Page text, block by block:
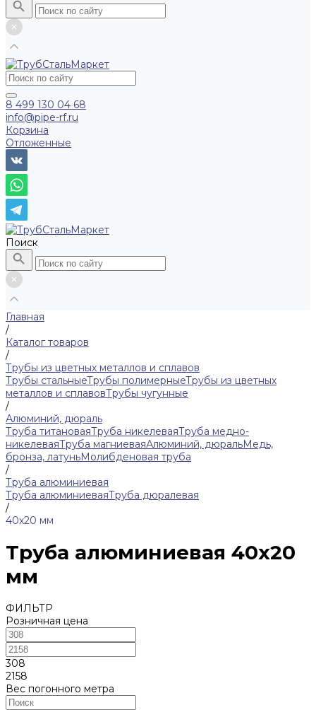
8 499 130 04 68
info@pipe-rf.ru
Корзина
Отложенные
Поиск
Главная
/
Каталог товаров
/
Трубы из цветных металлов и сплавов
Трубы стальныеТрубы полимерныеТрубы из цветных
металлов и сплавовТрубы чугунные
/
Алюминий, дюраль
Труба титановаяТруба никелеваяТруба медно-
никелеваяТруба магниеваяАлюминий, дюральМедь,
бронза, латуньМолибденовая труба
/
Труба алюминиевая
Труба алюминиеваяТруба дюралевая
/
40х20 мм
Труба алюминиевая 40х20
мм
ФИЛЬТР
Розничная цена
308
2158
Вес погонного метра